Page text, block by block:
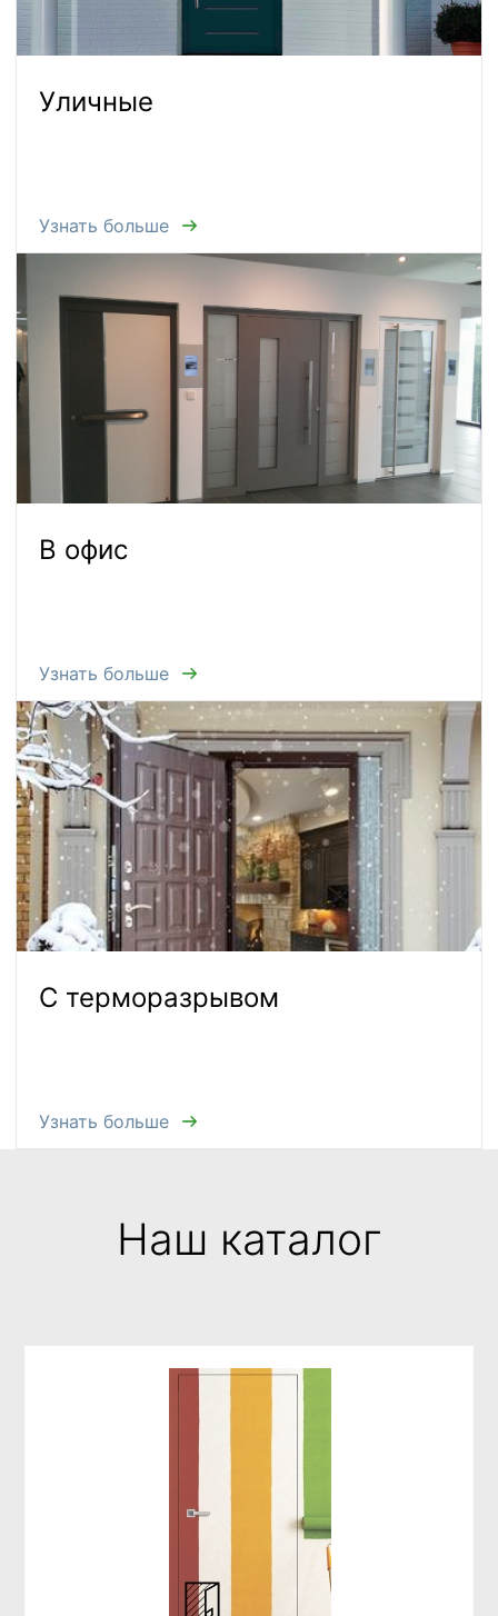
Уличные
Узнать больше
В офис
Узнать больше
С терморазрывом
Узнать больше
Наш каталог